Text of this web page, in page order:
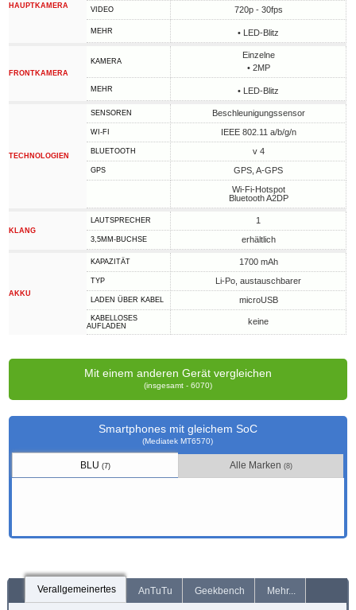
HAUPTKAMERA VIDEO 720p - 30fps
MEHR • LED-Blitz
FRONTKAMERA
KAMERA
Einzelne
• 2MP
MEHR • LED-Blitz
TECHNOLOGIEN
SENSOREN Beschleunigungssensor
WI-FI IEEE 802.11 a/b/g/n
BLUETOOTH v 4
GPS
GPS, A-GPS
Wi-Fi-Hotspot
Bluetooth A2DP
KLANG
LAUTSPRECHER 1
3,5MM-BUCHSE erhältlich
AKKU
KAPAZITÄT 1700 mAh
TYP Li-Po, austauschbarer
LADEN ÜBER KABEL microUSB
KABELLOSES
AUFLADEN
keine
Mit einem anderen Gerät vergleichen
(insgesamt - 6070)
Smartphones mit gleichem SoC
(Mediatek MT6570)
BLU(7) Alle Marken(8)
Verallgemeinertes AnTuTu Geekbench Mehr...